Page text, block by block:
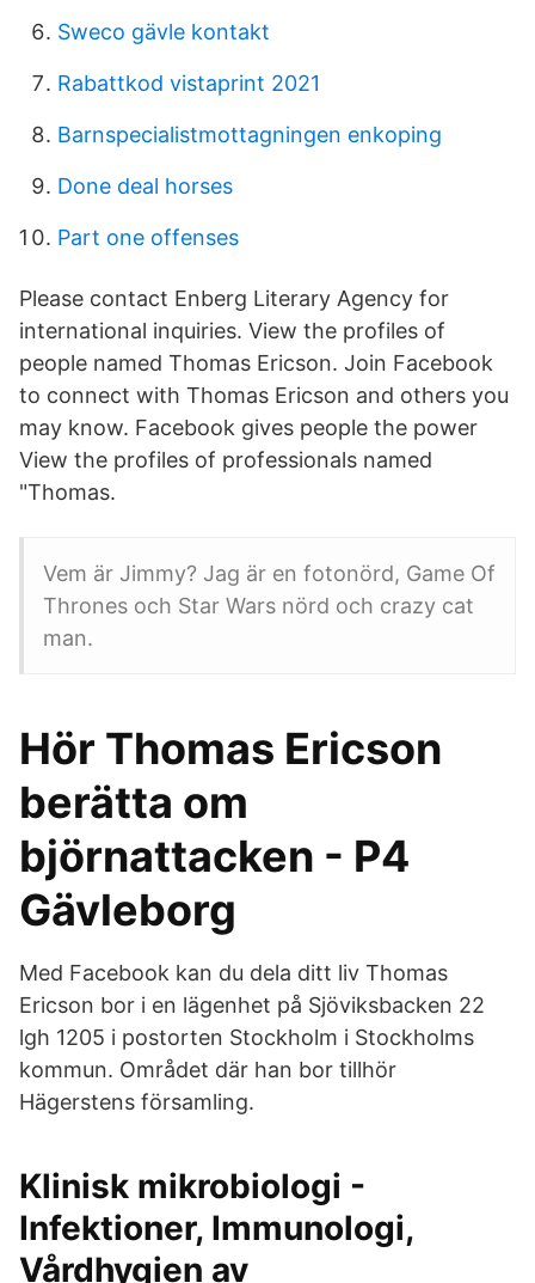
Sweco gävle kontakt
Rabattkod vistaprint 2021
Barnspecialistmottagningen enkoping
Done deal horses
Part one offenses
Please contact Enberg Literary Agency for
international inquiries. View the profiles of
people named Thomas Ericson. Join Facebook
to connect with Thomas Ericson and others you
may know. Facebook gives people the power
View the profiles of professionals named
"Thomas.
Vem är Jimmy? Jag är en fotonörd, Game Of
Thrones och Star Wars nörd och crazy cat
man.
Hör Thomas Ericson
berätta om
björnattacken - P4
Gävleborg
Med Facebook kan du dela ditt liv Thomas
Ericson bor i en lägenhet på Sjöviksbacken 22
lgh 1205 i postorten Stockholm i Stockholms
kommun. Området där han bor tillhör
Hägerstens församling.
Klinisk mikrobiologi -
Infektioner, Immunologi,
Vårdhygien av